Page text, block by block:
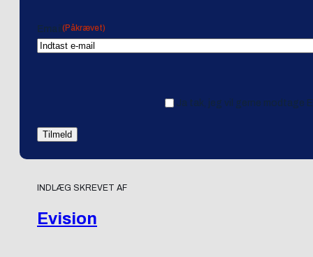
Email (Påkrævet)
Ja tak, jeg vil gerne modtage
INDLÆG SKREVET AF
Evision